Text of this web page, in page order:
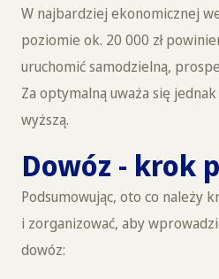
W najbardziej ekonomicznej
poziomie ok. 20 000 zł
uruchomić samodzielną,
Za optymalną uważa się
wyższą.
Dowóz - krok
Podsumowując, oto co należy
i zorganizować, aby
dowóz: